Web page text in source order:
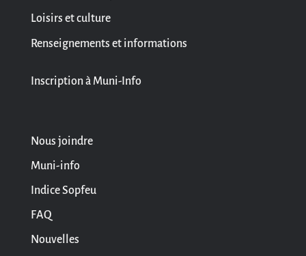
Loisirs et culture
Renseignements et informations
Inscription à Muni-Info
Nous joindre
Muni-info
Indice Sopfeu
FAQ
Nouvelles